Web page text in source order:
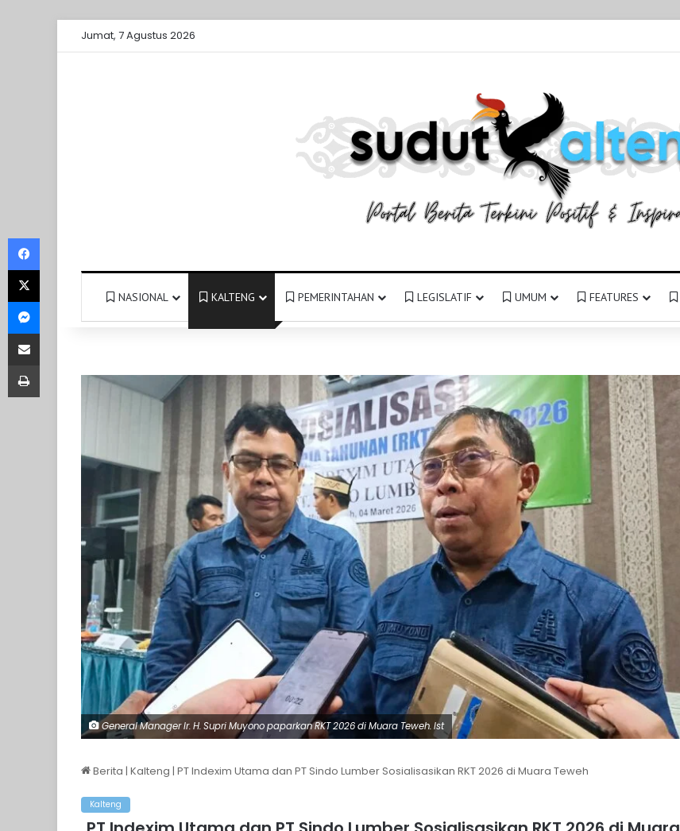
Jumat, 7 Agustus 2026
NASIONAL KALTENG PEMERINTAHAN LEGISLATIF UMUM FEATURES
General Manager Ir. H. Supri Muyono paparkan RKT 2026 di Muara Teweh. Ist
Berita | Kalteng | PT Indexim Utama dan PT Sindo Lumber Sosialisasikan RKT 2026 di Muara Teweh
Kalteng
Facebook
X
Messenger
Share via Email